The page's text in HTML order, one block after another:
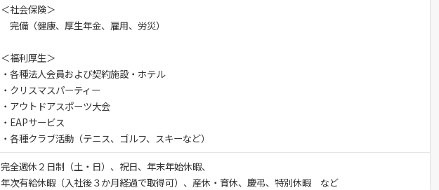
＜社会保険＞
完備（健康、厚生年金、雇用、労災）
＜福利厚生＞
・各種法人会員および契約施設・ホテル
・クリスマスパーティー
・アウトドアスポーツ大会
・EAPサービス
・各種クラブ活動（テニス、ゴルフ、スキーなど）
完全週休２日制（土・日）、祝日、年末年始休暇、
年次有給休暇（入社後３か月経過で取得可）、産休・育休、慶弔、特別休暇 など